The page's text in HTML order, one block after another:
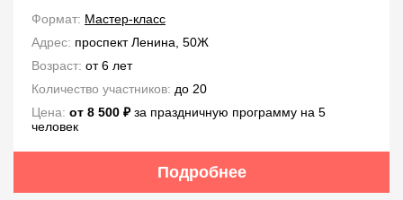
Формат: Мастер-класс
Адрес: проспект Ленина, 50Ж
Возраст: от 6 лет
Количество участников: до 20
Цена: от 8 500 ₽за праздничную программу на 5
человек
Подробнее